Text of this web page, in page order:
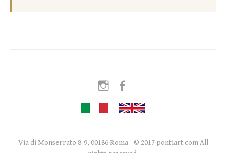
Instagram
Via di Monserrato 8-9, 00186 Roma - © 2017 pontiart.com All